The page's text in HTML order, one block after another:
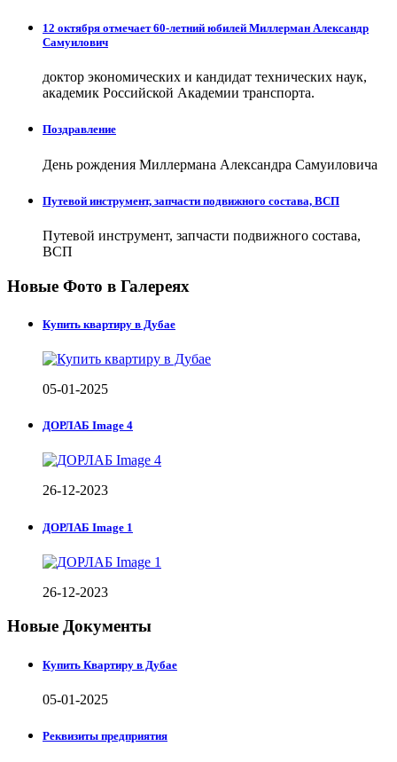
12 октября отмечает 60-летний юбилей Миллерман Александр
Самуилович
доктор экономических и кандидат технических наук,
академик Российской Академии транспорта.
Поздравление
День рождения Миллермана Александра Самуиловича
Путевой инструмент, запчасти подвижного состава, ВСП
Путевой инструмент, запчасти подвижного состава,
ВСП
Новые Фото в Галереях
Купить квартиру в Дубае
05-01-2025
ДОРЛАБ Image 4
26-12-2023
ДОРЛАБ Image 1
26-12-2023
Новые Документы
Купить Квартиру в Дубае
05-01-2025
Реквизиты предприятия